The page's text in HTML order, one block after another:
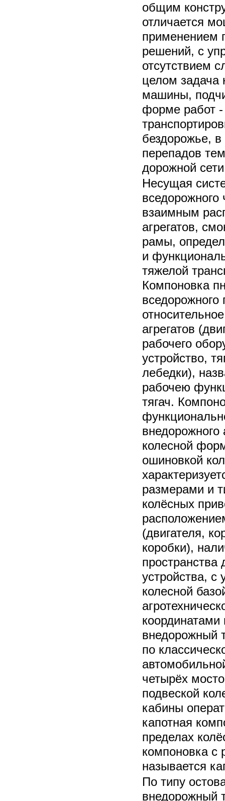
общим
отличается
применением
решений, с
отсутствием
целом задача
машины,
форме работ -
бездорожье,
перепадов
дорожной
Несущая
вседорожного
взаимным
агрегатов,
рамы,
и
тяжелой
Компоновка
вседорожного
агрегатов
рабочего
устройство,
лебедки),
рабочею
тягач.
внедорожного
колесной
ошиновкой
размерами и
колёсных
(двигателя,
коробки),
устройства, с
колесной
внедорожный
по
четырёх
подвеской
кабины
капотная
пределах
компоновка
называется
По типу
внедорожный